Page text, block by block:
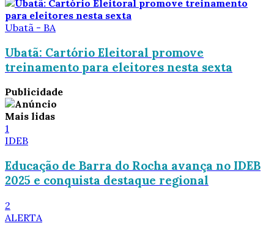
Ubatã - BA
Ubatã: Cartório Eleitoral promove
treinamento para eleitores nesta sexta
Publicidade
Mais lidas
1
IDEB
Educação de Barra do Rocha avança no IDEB
2025 e conquista destaque regional
2
ALERTA